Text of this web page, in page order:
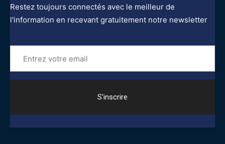
Restez toujours connectés avec le meilleur de
l'information en recevant gratuitement notre newsletter
Entrez
votre
email